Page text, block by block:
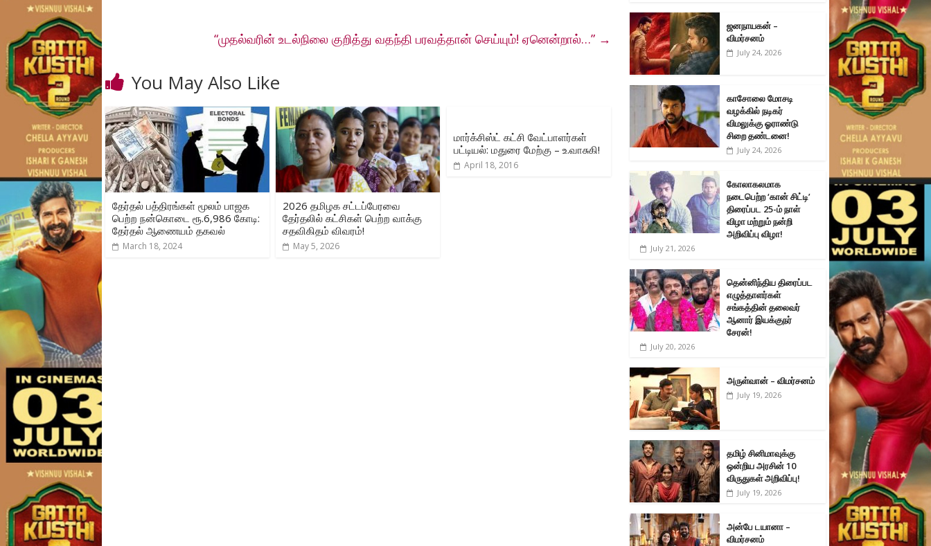
“முதல்வரின் உடல்நிலை குறித்து வதந்தி பரவத்தான் செய்யும்! ஏனென்றால்…” →
You May Also Like
தேர்தல் பத்திரங்கள் மூலம் பாஜக
பெற்ற நன்கொடை ரூ.6,986 கோடி:
தேர்தல் ஆணையம் தகவல்
March 18, 2024
2026 தமிழக சட்டப்பேரவை
தேர்தலில் கட்சிகள் பெற்ற வாக்கு
சதவிகிதம் விவரம்!
May 5, 2026
மார்க்சிஸ்ட் கட்சி வேட்பாளர்கள்
பட்டியல்: மதுரை மேற்கு – உ.வாசுகி!
April 18, 2016
ஜனநாயகன் –
விமர்சனம்
July 24, 2026
காசோலை மோசடி
வழக்கில் நடிகர்
விமலுக்கு ஓராண்டு
சிறை தண்டனை!
July 24, 2026
கோலாகலமாக
நடைபெற்ற ‘கான் சிட்டி’
திரைப்பட 25-ம் நாள்
விழா மற்றும் நன்றி
அறிவிப்பு விழா!
July 21, 2026
தென்னிந்திய திரைப்பட
எழுத்தாளர்கள்
சங்கத்தின் தலைவர்
ஆனார் இயக்குநர்
சேரன்!
July 20, 2026
அருள்வான் – விமர்சனம்
July 19, 2026
தமிழ் சினிமாவுக்கு
ஒன்றிய அரசின் 10
விருதுகள் அறிவிப்பு!
July 19, 2026
அன்பே டயானா –
விமர்சனம்